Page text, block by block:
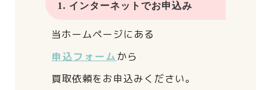
1. インターネットでお申込み
当ホームページにある
申込フォームから
買取依頼をお申込みください。